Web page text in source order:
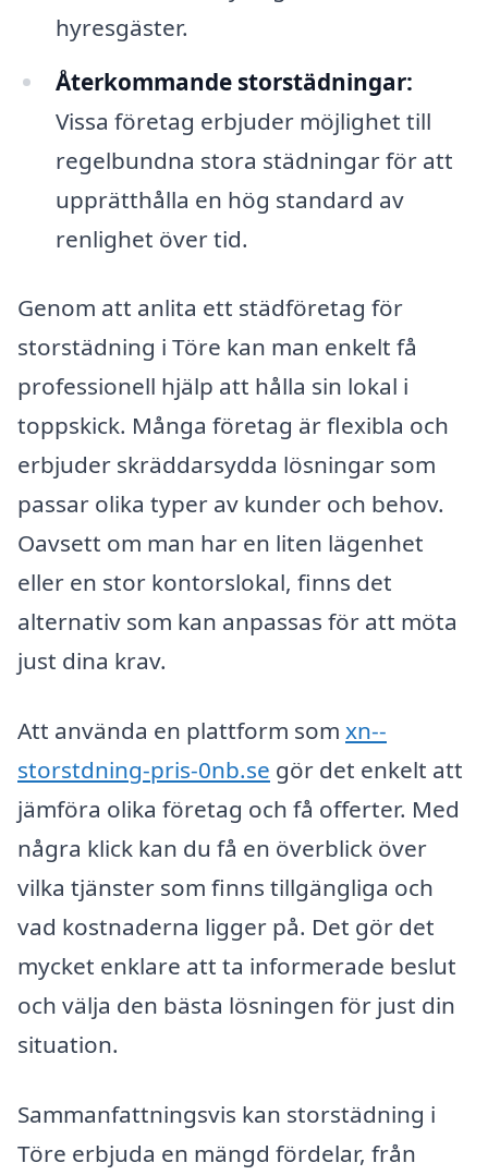
hyresgäster.
Återkommande storstädningar:
Vissa företag erbjuder möjlighet till
regelbundna stora städningar för att
upprätthålla en hög standard av
renlighet över tid.
Genom att anlita ett städföretag för
storstädning i Töre kan man enkelt få
professionell hjälp att hålla sin lokal i
toppskick. Många företag är flexibla och
erbjuder skräddarsydda lösningar som
passar olika typer av kunder och behov.
Oavsett om man har en liten lägenhet
eller en stor kontorslokal, finns det
alternativ som kan anpassas för att möta
just dina krav.
Att använda en plattform som xn--
storstdning-pris-0nb.se gör det enkelt att
jämföra olika företag och få offerter. Med
några klick kan du få en överblick över
vilka tjänster som finns tillgängliga och
vad kostnaderna ligger på. Det gör det
mycket enklare att ta informerade beslut
och välja den bästa lösningen för just din
situation.
Sammanfattningsvis kan storstädning i
Töre erbjuda en mängd fördelar, från